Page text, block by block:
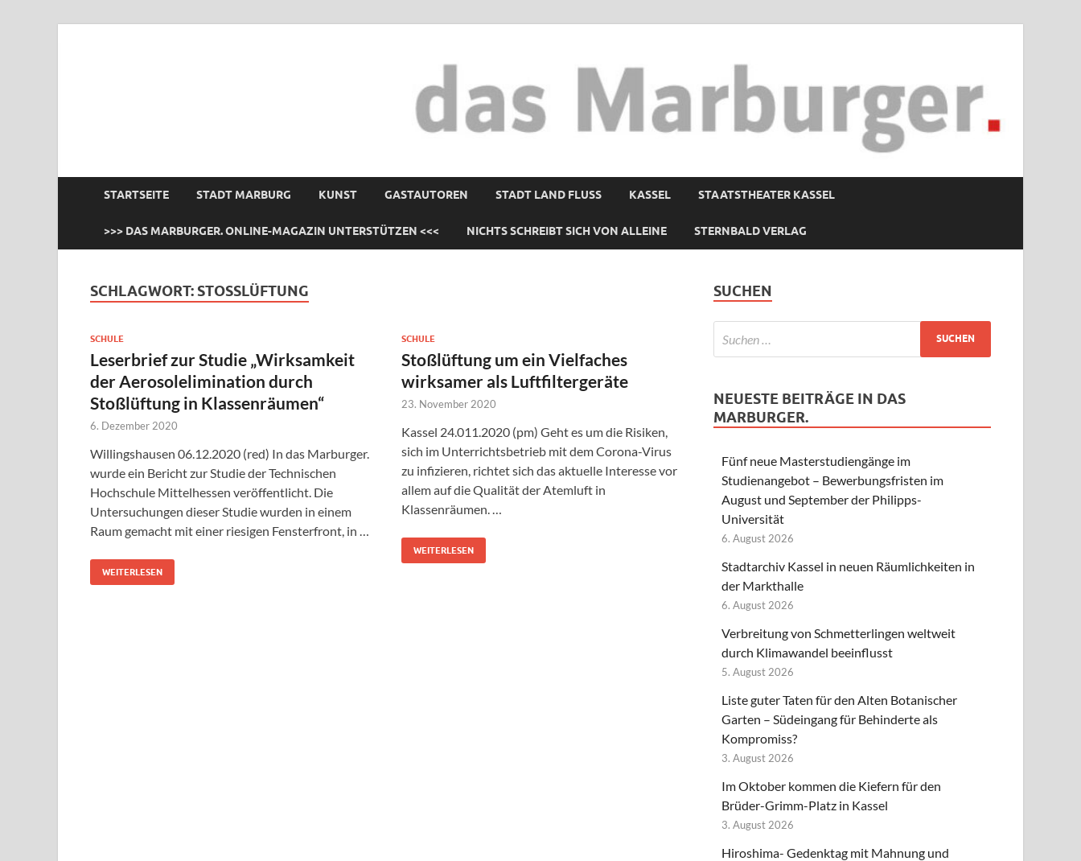
STARTSEITE STADT MARBURG KUNST GASTAUTOREN STADT LAND FLUSS KASSEL STAATSTHEATER KASSEL
>>> DAS MARBURGER. ONLINE-MAGAZIN UNTERSTÜTZEN <<< NICHTS SCHREIBT SICH VON ALLEINE STERNBALD VERLAG
SCHLAGWORT: STOSSLÜFTUNG
SCHULE
Leserbrief zur Studie „Wirksamkeit
der Aerosolelimination durch
Stoßlüftung in Klassenräumen“
6. Dezember 2020
Willingshausen 06.12.2020 (red) In das Marburger.
wurde ein Bericht zur Studie der Technischen
Hochschule Mittelhessen veröffentlicht. Die
Untersuchungen dieser Studie wurden in einem
Raum gemacht mit einer riesigen Fensterfront, in …
WEITERLESEN
SCHULE
Stoßlüftung um ein Vielfaches
wirksamer als Luftfiltergeräte
23. November 2020
Kassel 24.011.2020 (pm) Geht es um die Risiken,
sich im Unterrichtsbetrieb mit dem Corona-Virus
zu infizieren, richtet sich das aktuelle Interesse vor
allem auf die Qualität der Atemluft in
Klassenräumen. …
WEITERLESEN
SUCHEN
NEUESTE BEITRÄGE IN DAS
MARBURGER.
Fünf neue Masterstudiengänge im
Studienangebot – Bewerbungsfristen im
August und September der Philipps-
Universität
6. August 2026
Stadtarchiv Kassel in neuen Räumlichkeiten in
der Markthalle
6. August 2026
Verbreitung von Schmetterlingen weltweit
durch Klimawandel beeinflusst
5. August 2026
Liste guter Taten für den Alten Botanischer
Garten – Südeingang für Behinderte als
Kompromiss?
3. August 2026
Im Oktober kommen die Kiefern für den
Brüder-Grimm-Platz in Kassel
3. August 2026
Hiroshima- Gedenktag mit Mahnung und